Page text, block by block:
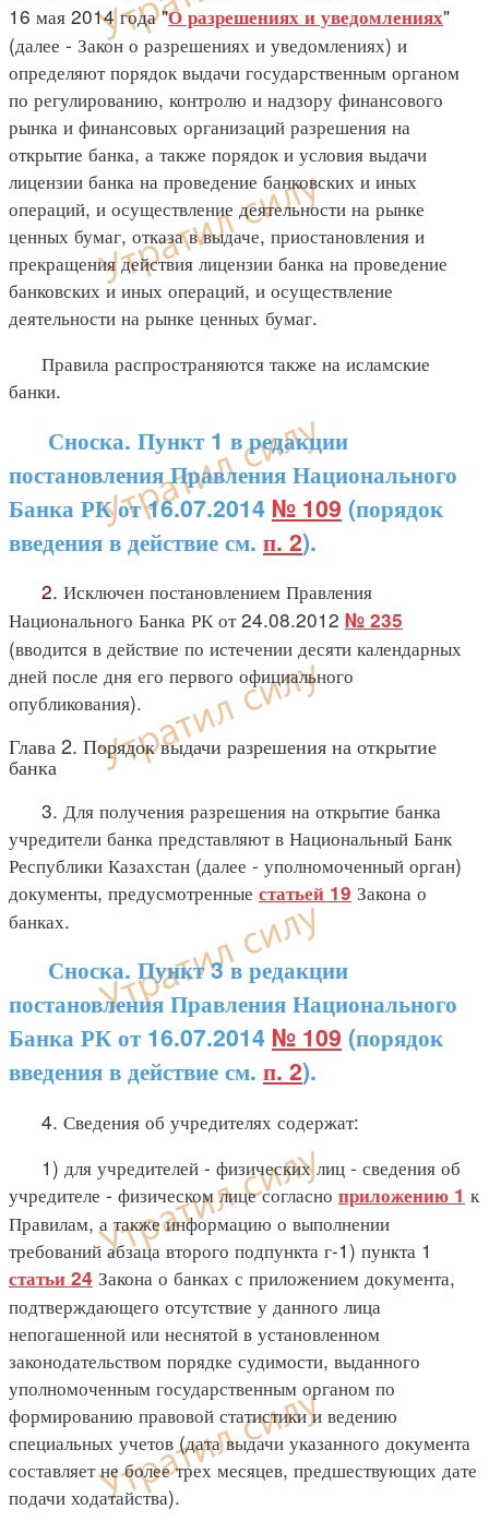
16 мая 2014 года "О разрешениях и уведомлениях"
(далее - Закон о разрешениях и уведомлениях) и
определяют порядок выдачи государственным органом
по регулированию, контролю и надзору финансового
рынка и финансовых организаций разрешения на
открытие банка, а также порядок и условия выдачи
лицензии банка на проведение банковских и иных
операций, и осуществление деятельности на рынке
ценных бумаг, отказа в выдаче, приостановления и
прекращения действия лицензии банка на проведение
банковских и иных операций, и осуществление
деятельности на рынке ценных бумаг.
Правила распространяются также на исламские
банки.
Сноска. Пункт 1 в редакции
постановления Правления Национального
Банка РК от 16.07.2014 № 109 (порядок
введения в действие см. п. 2).
2. Исключен постановлением Правления
Национального Банка РК от 24.08.2012 № 235
(вводится в действие по истечении десяти календарных
дней после дня его первого официального
опубликования).
Глава 2. Порядок выдачи разрешения на открытие
банка
3. Для получения разрешения на открытие банка
учредители банка представляют в Национальный Банк
Республики Казахстан (далее - уполномоченный орган)
документы, предусмотренные статьей 19 Закона о
банках.
Сноска. Пункт 3 в редакции
постановления Правления Национального
Банка РК от 16.07.2014 № 109 (порядок
введения в действие см. п. 2).
4. Сведения об учредителях содержат:
1) для учредителей - физических лиц - сведения об
учредителе - физическом лице согласно приложению 1 к
Правилам, а также информацию о выполнении
требований абзаца второго подпункта г-1) пункта 1
статьи 24 Закона о банках с приложением документа,
подтверждающего отсутствие у данного лица
непогашенной или неснятой в установленном
законодательством порядке судимости, выданного
уполномоченным государственным органом по
формированию правовой статистики и ведению
специальных учетов (дата выдачи указанного документа
составляет не более трех месяцев, предшествующих дате
подачи ходатайства).